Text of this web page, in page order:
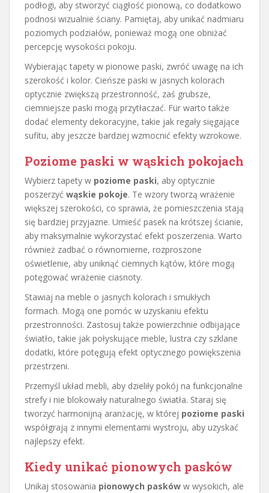
podłogi, aby stworzyć ciągłość pionową, co dodatkowo
podnosi wizualnie ściany. Pamiętaj, aby unikać nadmiaru
poziomych podziałów, ponieważ mogą one obniżać
percepcję wysokości pokoju.
Wybierając tapety w pionowe paski, zwróć uwagę na ich
szerokość i kolor. Cieńsze paski w jasnych kolorach
optycznie zwiększą przestronność, zaś grubsze,
ciemniejsze paski mogą przytłaczać. Für warto także
dodać elementy dekoracyjne, takie jak regały sięgające
sufitu, aby jeszcze bardziej wzmocnić efekty wzrokowe.
Poziome paski w wąskich pokojach
Wybierz tapety w poziome paski, aby optycznie
poszerzyć wąskie pokoje. Te wzory tworzą wrażenie
większej szerokości, co sprawia, że pomieszczenia stają
się bardziej przyjazne. Umieść pasek na krótszej ścianie,
aby maksymalnie wykorzystać efekt poszerzenia. Warto
również zadbać o równomierne, rozproszone
oświetlenie, aby uniknąć ciemnych kątów, które mogą
potęgować wrażenie ciasnoty.
Stawiaj na meble o jasnych kolorach i smukłych
formach. Mogą one pomóc w uzyskaniu efektu
przestronności. Zastosuj także powierzchnie odbijające
światło, takie jak połyskujące meble, lustra czy szklane
dodatki, które potęgują efekt optycznego powiększenia
przestrzeni.
Przemyśl układ mebli, aby dzieliły pokój na funkcjonalne
strefy i nie blokowały naturalnego światła. Staraj się
tworzyć harmonijną aranżację, w której poziome paski
współgrają z innymi elementami wystroju, aby uzyskać
najlepszy efekt.
Kiedy unikać pionowych pasków
Unikaj stosowania pionowych pasków w wysokich, ale